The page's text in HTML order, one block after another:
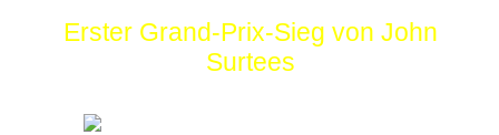
Erster Grand-Prix-Sieg von John
Surtees